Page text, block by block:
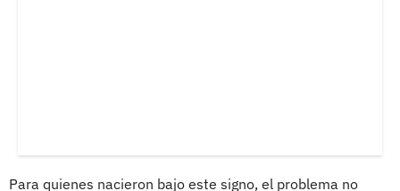
Para quienes nacieron bajo este signo, el problema no